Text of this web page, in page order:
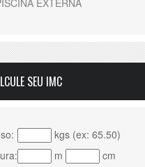
SEU IMC
kgs (ex: 65.50)
m cm